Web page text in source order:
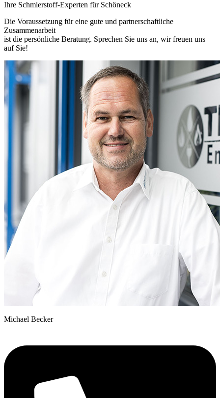
Ihre Schmierstoff-Experten für Schöneck
Die Voraussetzung für eine gute und partnerschaftliche
Zusammenarbeit
ist die persönliche Beratung. Sprechen Sie uns an, wir freuen uns
auf Sie!
Michael Becker